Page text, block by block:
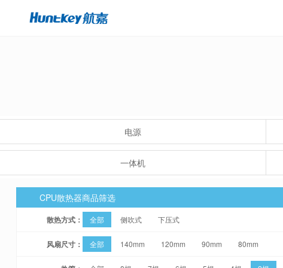
电源
一体机
CPU散热器商品筛选
散热方式： 全部 侧吹式 下压式
风扇尺寸： 全部 140mm 120mm 90mm 80mm